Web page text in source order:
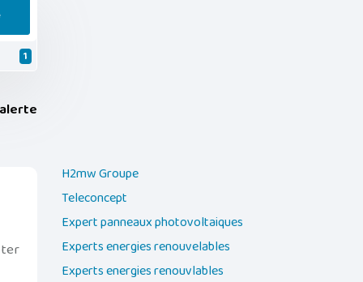
1
H2mw Groupe
Teleconcept
Expert panneaux photovoltaiques
Experts energies renouvelables
Experts energies renouvlables